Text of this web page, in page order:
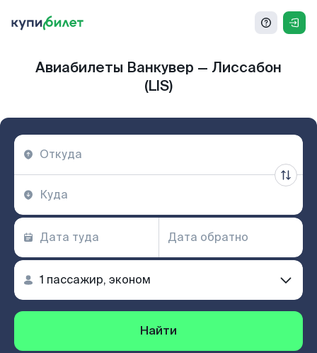
Авиабилеты Ванкувер — Лиссабон
(LIS)
Найти